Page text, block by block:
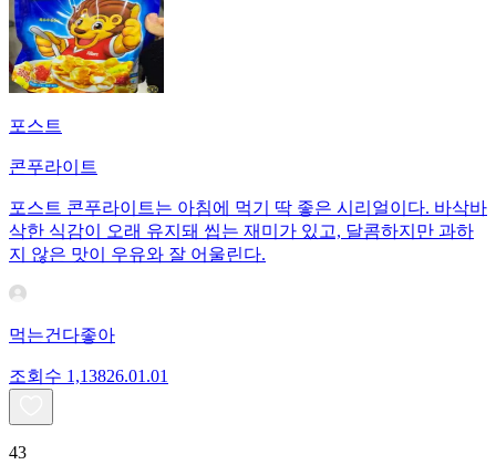
포스트
콘푸라이트
포스트 콘푸라이트는 아침에 먹기 딱 좋은 시리얼이다. 바삭바
삭한 식감이 오래 유지돼 씹는 재미가 있고, 달콤하지만 과하
지 않은 맛이 우유와 잘 어울린다.
먹는건다좋아
조회수 1,13826.01.01
43